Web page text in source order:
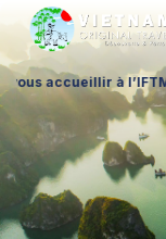
à l’IFTM Top